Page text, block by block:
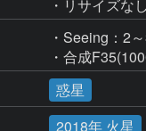
・リサイズな
・Seeing：2
・合成
惑星
2018年 火星